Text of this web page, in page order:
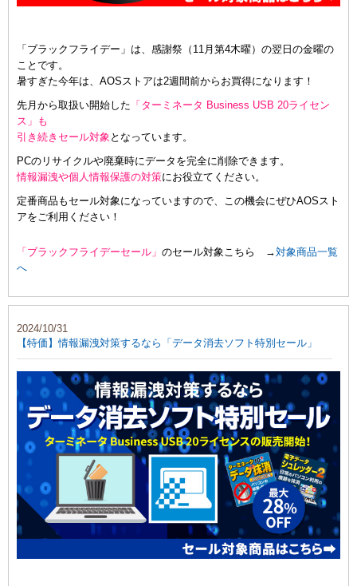
「ブラックフライデー」は、感謝祭（11月第4木曜）の翌日の金曜の
ことです。
暑すぎた今年は、AOSストアは2週間前からお買得になります！
先月から取扱い開始した 「ターミネータ Business USB 20ライセン
ス」も
引き続きセール対象 となっています。
PCのリサイクルや廃棄時にデータを完全に削除できます。
情報漏洩や個人情報保護の対策にお役立てください。
定番商品もセール対象になっていますので、この機会にぜひAOSスト
アをご利用ください！
「ブラックフライデーセール」 のセール対象こちら →対象商品一覧
へ
2024/10/31
【特価】情報漏洩対策するなら「データ消去ソフト特別セール」